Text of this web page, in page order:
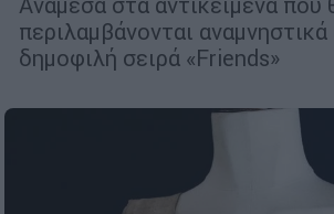
περιλαμβάνονται
δημοφιλή σειρά «Friends»